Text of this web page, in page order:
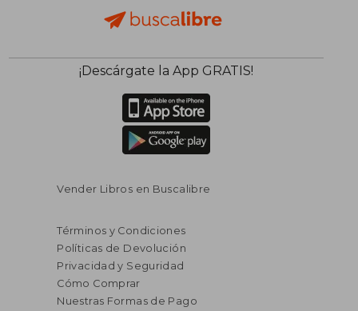
¡Descárgate la App GRATIS!
Vender Libros en Buscalibre
Términos y Condiciones
Políticas de Devolución
Privacidad y Seguridad
Cómo Comprar
Nuestras Formas de Pago